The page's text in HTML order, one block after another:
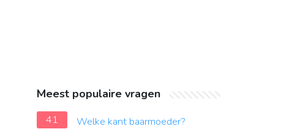
Meest populaire vragen
41
Welke kant baarmoeder?